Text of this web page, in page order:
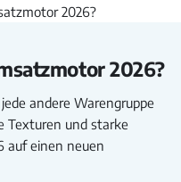
2026?
andere Warengruppe
Texturen und starke
auf einen neuen